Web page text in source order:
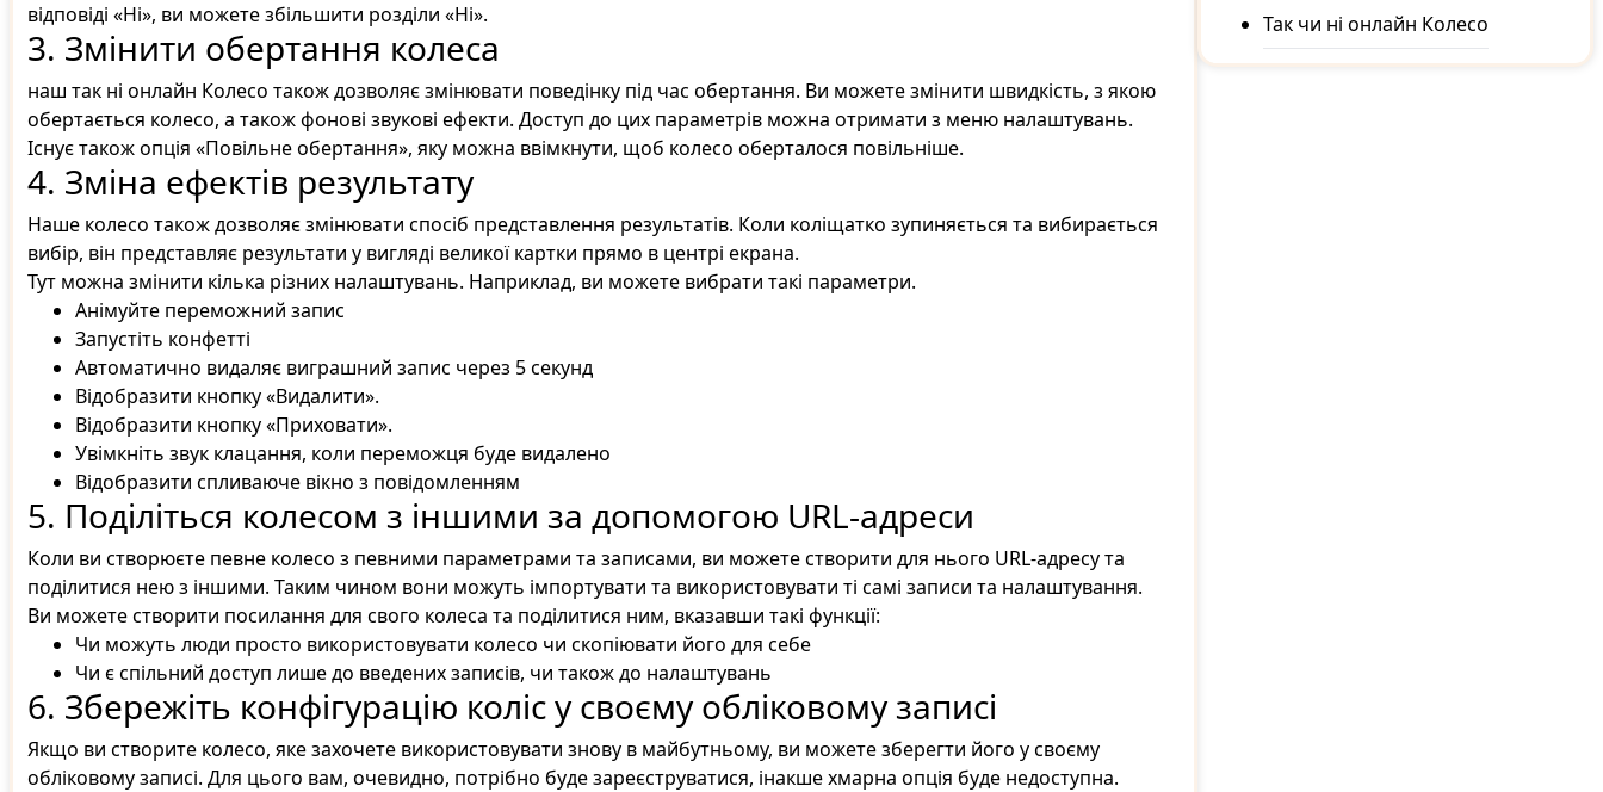
відповіді «Ні», ви можете збільшити розділи «Ні».
3. Змінити обертання колеса
наш так ні онлайн Колесо також дозволяє змінювати поведінку під час обертання. Ви можете змінити швидкість, з якою
обертається колесо, а також фонові звукові ефекти. Доступ до цих параметрів можна отримати з меню налаштувань.
Існує також опція «Повільне обертання», яку можна ввімкнути, щоб колесо оберталося повільніше.
4. Зміна ефектів результату
Наше колесо також дозволяє змінювати спосіб представлення результатів. Коли коліщатко зупиняється та вибирається
вибір, він представляє результати у вигляді великої картки прямо в центрі екрана.
Тут можна змінити кілька різних налаштувань. Наприклад, ви можете вибрати такі параметри.
Анімуйте переможний запис
Запустіть конфетті
Автоматично видаляє виграшний запис через 5 секунд
Відобразити кнопку «Видалити».
Відобразити кнопку «Приховати».
Увімкніть звук клацання, коли переможця буде видалено
Відобразити спливаюче вікно з повідомленням
5. Поділіться колесом з іншими за допомогою URL-адреси
Коли ви створюєте певне колесо з певними параметрами та записами, ви можете створити для нього URL-адресу та
поділитися нею з іншими. Таким чином вони можуть імпортувати та використовувати ті самі записи та налаштування.
Ви можете створити посилання для свого колеса та поділитися ним, вказавши такі функції:
Чи можуть люди просто використовувати колесо чи скопіювати його для себе
Чи є спільний доступ лише до введених записів, чи також до налаштувань
6. Збережіть конфігурацію коліс у своєму обліковому записі
Якщо ви створите колесо, яке захочете використовувати знову в майбутньому, ви можете зберегти його у своєму
обліковому записі. Для цього вам, очевидно, потрібно буде зареєструватися, інакше хмарна опція буде недоступна.
Так чи ні онлайн Колесо